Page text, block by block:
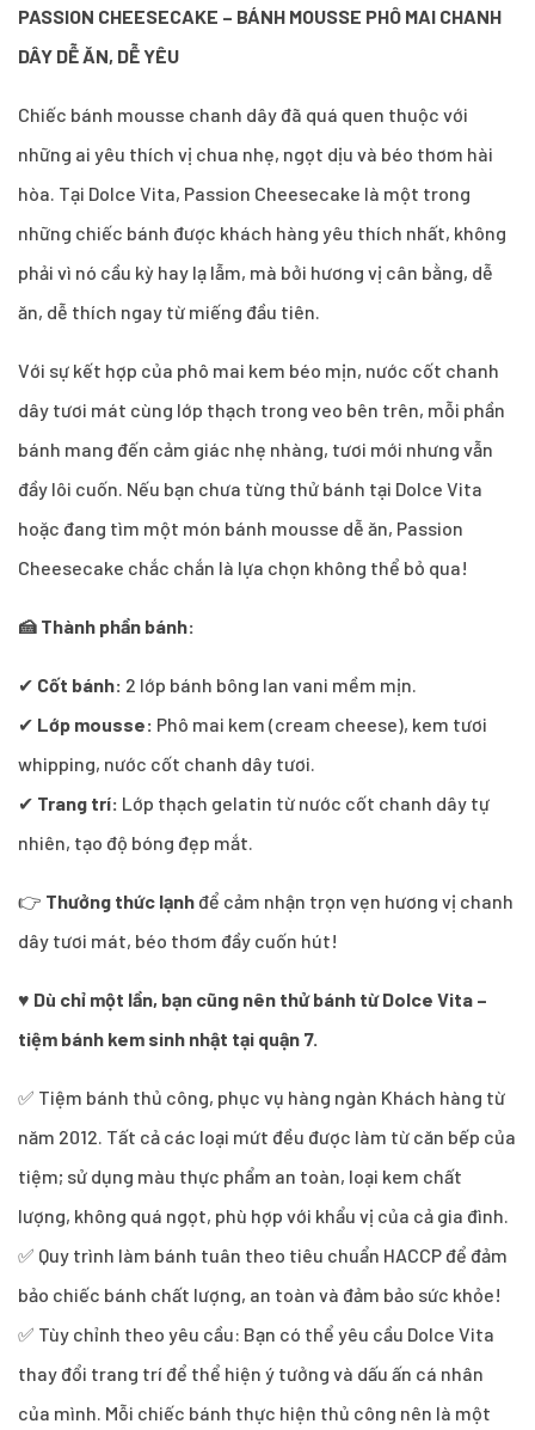
PASSION CHEESECAKE – BÁNH MOUSSE PHÔ MAI CHANH
DÂY DỄ ĂN, DỄ YÊU
Chiếc bánh mousse chanh dây đã quá quen thuộc với
những ai yêu thích vị chua nhẹ, ngọt dịu và béo thơm hài
hòa. Tại Dolce Vita, Passion Cheesecake là một trong
những chiếc bánh được khách hàng yêu thích nhất, không
phải vì nó cầu kỳ hay lạ lẫm, mà bởi hương vị cân bằng, dễ
ăn, dễ thích ngay từ miếng đầu tiên.
Với sự kết hợp của phô mai kem béo mịn, nước cốt chanh
dây tươi mát cùng lớp thạch trong veo bên trên, mỗi phần
bánh mang đến cảm giác nhẹ nhàng, tươi mới nhưng vẫn
đầy lôi cuốn. Nếu bạn chưa từng thử bánh tại Dolce Vita
hoặc đang tìm một món bánh mousse dễ ăn, Passion
Cheesecake chắc chắn là lựa chọn không thể bỏ qua!
🍰 Thành phần bánh:
✔ Cốt bánh: 2 lớp bánh bông lan vani mềm mịn.
✔ Lớp mousse: Phô mai kem (cream cheese), kem tươi
whipping, nước cốt chanh dây tươi.
✔ Trang trí: Lớp thạch gelatin từ nước cốt chanh dây tự
nhiên, tạo độ bóng đẹp mắt.
👉 Thưởng thức lạnh để cảm nhận trọn vẹn hương vị chanh
dây tươi mát, béo thơm đầy cuốn hút!
♥ Dù chỉ một lần, bạn cũng nên thử bánh từ Dolce Vita –
tiệm bánh kem sinh nhật tại quận 7.
✅ Tiệm bánh thủ công, phục vụ hàng ngàn Khách hàng từ
năm 2012. Tất cả các loại mứt đều được làm từ căn bếp của
tiệm; sử dụng màu thực phẩm an toàn, loại kem chất
lượng, không quá ngọt, phù hợp với khẩu vị của cả gia đình.
✅ Quy trình làm bánh tuân theo tiêu chuẩn HACCP để đảm
bảo chiếc bánh chất lượng, an toàn và đảm bảo sức khỏe!
✅ Tùy chỉnh theo yêu cầu: Bạn có thể yêu cầu Dolce Vita
thay đổi trang trí để thể hiện ý tưởng và dấu ấn cá nhân
của mình. Mỗi chiếc bánh thực hiện thủ công nên là một